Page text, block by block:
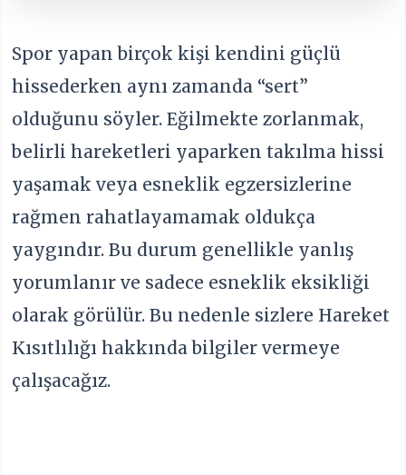
Spor yapan birçok kişi kendini güçlü
hissederken aynı zamanda “sert”
olduğunu söyler. Eğilmekte zorlanmak,
belirli hareketleri yaparken takılma hissi
yaşamak veya esneklik egzersizlerine
rağmen rahatlayamamak oldukça
yaygındır. Bu durum genellikle yanlış
yorumlanır ve sadece esneklik eksikliği
olarak görülür. Bu nedenle sizlere Hareket
Kısıtlılığı hakkında bilgiler vermeye
çalışacağız.